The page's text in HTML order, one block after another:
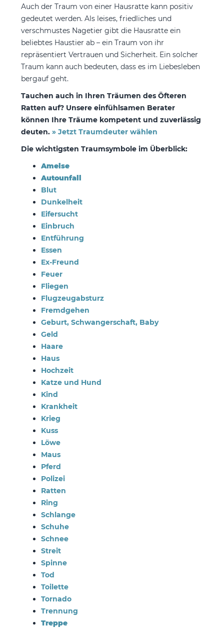
Auch der Traum von einer Hausratte kann positiv
gedeutet werden. Als leises, friedliches und
verschmustes Nagetier gibt die Hausratte ein
beliebtes Haustier ab – ein Traum von ihr
repräsentiert Vertrauen und Sicherheit. Ein solcher
Traum kann auch bedeuten, dass es im Liebesleben
bergauf geht.
Tauchen auch in Ihren Träumen des Öfteren
Ratten auf? Unsere einfühlsamen Berater
können Ihre Träume kompetent und zuverlässig
deuten. » Jetzt Traumdeuter wählen
Die wichtigsten Traumsymbole im Überblick:
Ameise
Autounfall
Blut
Dunkelheit
Eifersucht
Einbruch
Entführung
Essen
Ex-Freund
Feuer
Fliegen
Flugzeugabsturz
Fremdgehen
Geburt, Schwangerschaft, Baby
Geld
Haare
Haus
Hochzeit
Katze und Hund
Kind
Krankheit
Krieg
Kuss
Löwe
Maus
Pferd
Polizei
Ratten
Ring
Schlange
Schuhe
Schnee
Streit
Spinne
Tod
Toilette
Tornado
Trennung
Treppe